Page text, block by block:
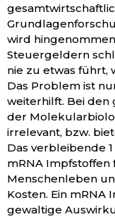
wird
Steuergeldern
nie zu etwas führt,
Das Problem ist
weiterhilft. Bei den
der
irrelevant, bzw.
Das verbleibende
mRNA
Menschenleben
Kosten. Ein mRNA
gewaltige